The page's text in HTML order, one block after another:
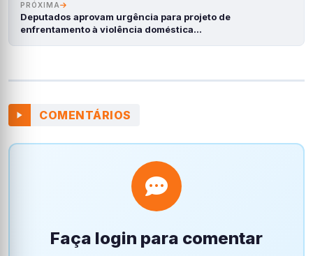
PRÓXIMA
Deputados aprovam urgência para projeto de
enfrentamento à violência doméstica…
COMENTÁRIOS
Faça login para comentar